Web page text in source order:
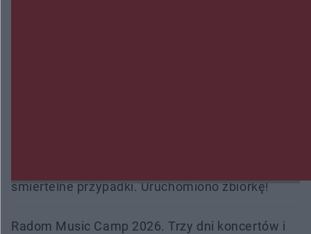
śmiertelne przypadki. Uruchomiono zbiórkę!
Radom Music Camp 2026. Trzy dni koncertów i